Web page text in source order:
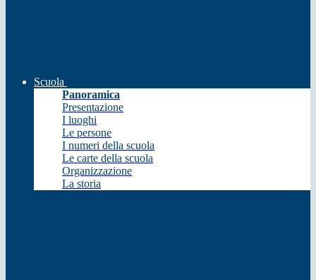
Scuola
Panoramica
Presentazione
I luoghi
Le persone
I numeri della scuola
Le carte della scuola
Organizzazione
La storia